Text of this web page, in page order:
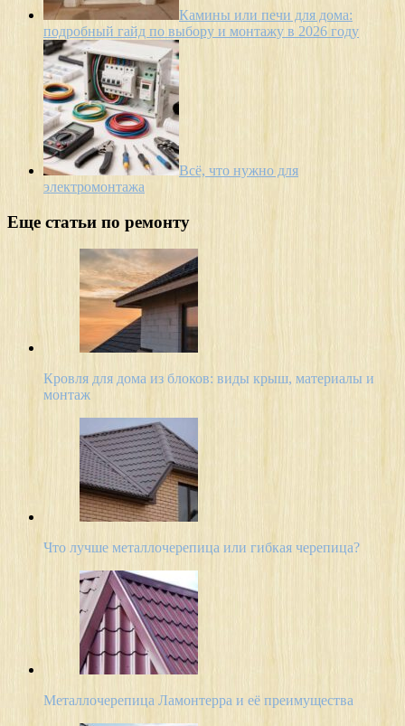
Камины или печи для дома:
подробный гайд по выбору и монтажу в 2026 году
Всё, что нужно для
электромонтажа
Еще статьи по ремонту
Кровля для дома из блоков: виды крыш, материалы и
монтаж
Что лучше металлочерепица или гибкая черепица?
Металлочерепица Ламонтерра и её преимущества